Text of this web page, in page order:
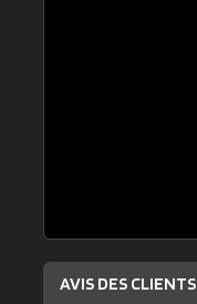
AVIS DES CLIENTS